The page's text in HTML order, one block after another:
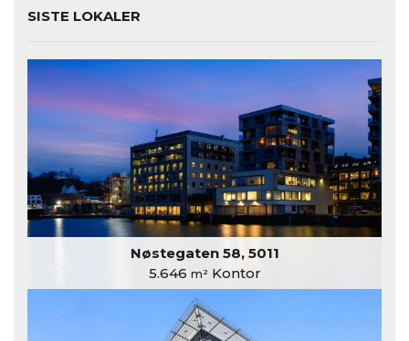
SISTE LOKALER
Nøstegaten 58, 5011
5.646 m²Kontor